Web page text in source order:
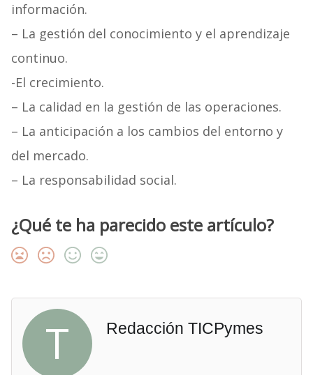
información.
– La gestión del conocimiento y el aprendizaje
continuo.
-El crecimiento.
– La calidad en la gestión de las operaciones.
– La anticipación a los cambios del entorno y
del mercado.
– La responsabilidad social.
¿Qué te ha parecido este artículo?
T Redacción TICPymes